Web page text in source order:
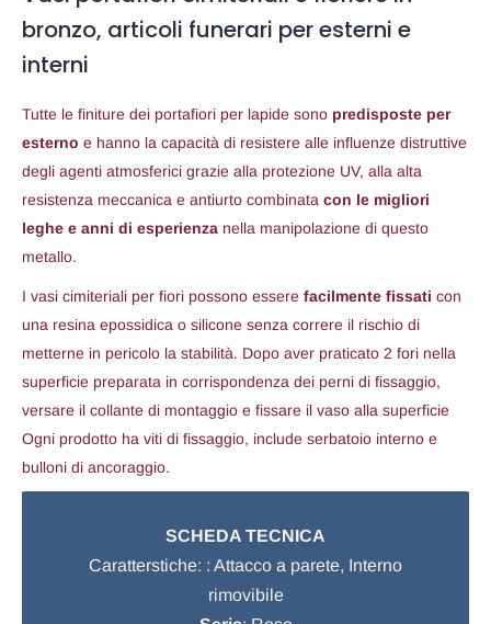
bronzo, articoli funerari per esterni e
interni
Tutte le finiture dei portafiori per lapide sono predisposte per
esterno e hanno la capacità di resistere alle influenze distruttive
degli agenti atmosferici grazie alla protezione UV, alla alta
resistenza meccanica e antiurto combinata con le migliori
leghe e anni di esperienza nella manipolazione di questo
metallo.
I vasi cimiteriali per fiori possono essere facilmente fissati con
una resina epossidica o silicone senza correre il rischio di
metterne in pericolo la stabilità. Dopo aver praticato 2 fori nella
superficie preparata in corrispondenza dei perni di fissaggio,
versare il collante di montaggio e fissare il vaso alla superficie
Ogni prodotto ha viti di fissaggio, include serbatoio interno e
bulloni di ancoraggio.
SCHEDA TECNICA
Caratterstiche: : Attacco a parete, Interno
rimovibile